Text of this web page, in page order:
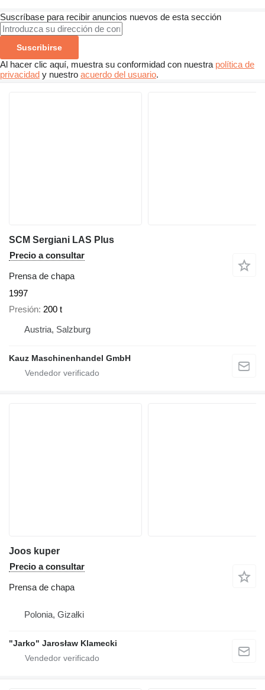
Suscríbase para recibir anuncios nuevos de esta sección
Suscribirse
Al hacer clic aquí, muestra su conformidad con nuestra política de
privacidad y nuestro acuerdo del usuario.
SCM Sergiani LAS Plus
Precio a consultar
Prensa de chapa
1997
Presión 200 t
Austria, Salzburg
Kauz Maschinenhandel GmbH
Joos kuper
Precio a consultar
Prensa de chapa
Polonia, Gizałki
"Jarko" Jarosław Klamecki